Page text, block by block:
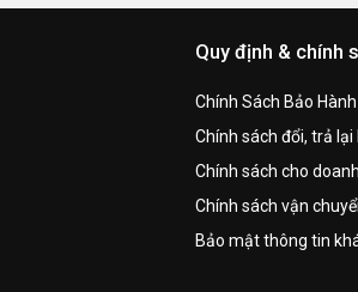
Quy định & chính
Chính Sách Bảo Hành
Chính sách đổi, trả lại
Chính sách cho
Chính sách vận
Bảo mật thông tin